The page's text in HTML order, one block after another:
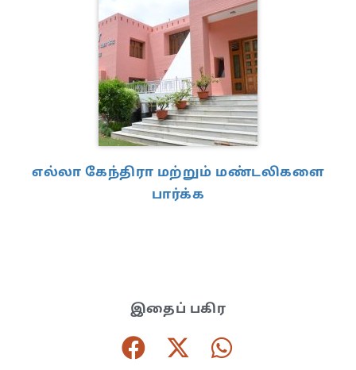
எல்லா கேந்திரா மற்றும் மண்டலிகளை
பார்க்க
இதைப் பகிர